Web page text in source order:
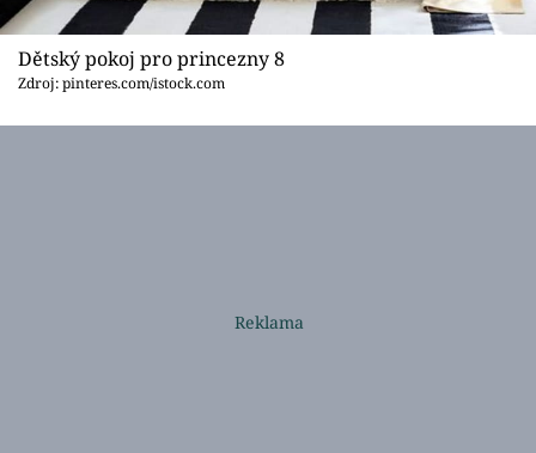
Dětský pokoj pro princezny 8
Zdroj: pinteres.com/istock.com